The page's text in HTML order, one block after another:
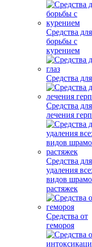
Средства для
борьбы с
курением
Средства
Средства для
лечения
Средства для
удаления
видов
растяжек
Средства от
гемороя